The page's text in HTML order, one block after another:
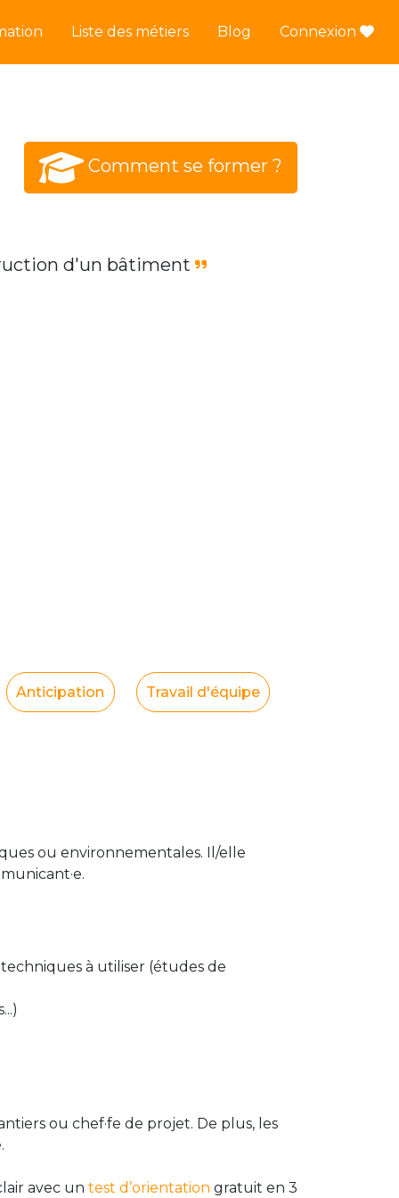
Liste des métiers Blog Connexion
Comment se former ?
d'un bâtiment
Anticipation Travail d'équipe
ou environnementales. Il/elle
à utiliser (études de
ou chef·fe de projet. De plus, les
avec un test d’orientation gratuit en 3